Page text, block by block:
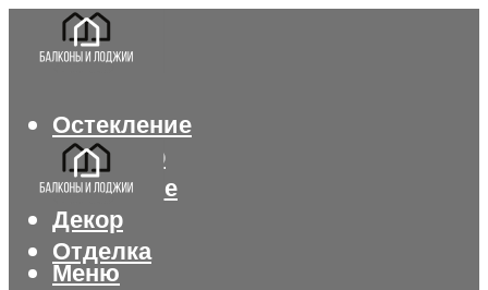
Остекление
Интерьер
Утепление
Декор
Отделка
Меню